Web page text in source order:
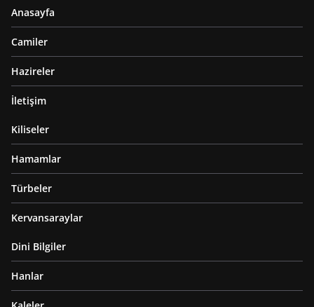
Anasayfa
Camiler
Hazireler
İletişim
Kiliseler
Hamamlar
Türbeler
Kervansaraylar
Dini Bilgiler
Hanlar